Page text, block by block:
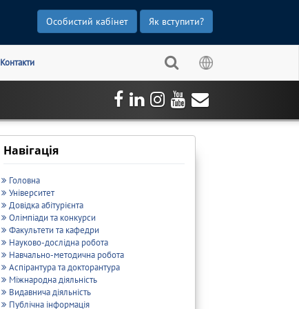
Особистий кабінет Як вступити?
Контакти
Навігація
Головна
Університет
Довідка абітурієнта
Олімпіади та конкурси
Факультети та кафедри
Науково-дослідна робота
Навчально-методична робота
Аспірантура та докторантура
Міжнародна діяльність
Видавнича діяльність
Публічна інформація